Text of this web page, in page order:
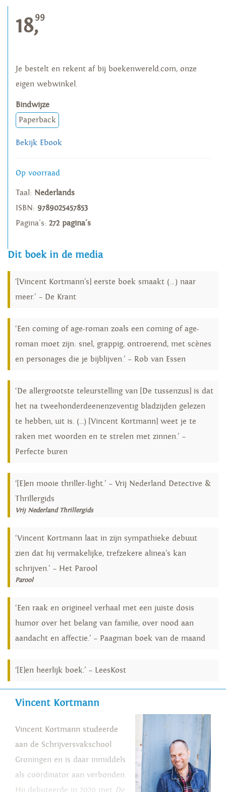
18,99
Je bestelt en rekent af bij boekenwereld.com, onze
eigen webwinkel.
Bindwijze
Paperback
Bekijk Ebook
Op voorraad
Taal: Nederlands
ISBN: 9789025457853
Pagina's: 272 pagina's
Dit boek in de media
‘[Vincent Kortmann’s] eerste boek smaakt (…) naar
meer.’ – De Krant
‘Een coming of age-roman zoals een coming of age-
roman moet zijn: snel, grappig, ontroerend, met scènes
en personages die je bijblijven.’ – Rob van Essen
‘De allergrootste teleurstelling van [De tussenzus] is dat
het na tweehonderdeenenzeventig bladzijden gelezen
te hebben, uit is. (...) [Vincent Kortmann] weet je te
raken met woorden en te strelen met zinnen.’ –
Perfecte buren
‘[E]en mooie thriller-light.’ – Vrij Nederland Detective &
Thrillergids
Vrij Nederland Thrillergids
‘Vincent Kortmann laat in zijn sympathieke debuut
zien dat hij vermakelijke, trefzekere alinea’s kan
schrijven.’ – Het Parool
Parool
‘Een raak en origineel verhaal met een juiste dosis
humor over het belang van familie, over nood aan
aandacht en affectie.’ – Paagman boek van de maand
‘[E]en heerlijk boek.’ – LeesKost
Vincent Kortmann
Vincent Kortmann studeerde
aan de Schrijversvakschool
Groningen en is daar inmiddels
als coördinator aan verbonden.